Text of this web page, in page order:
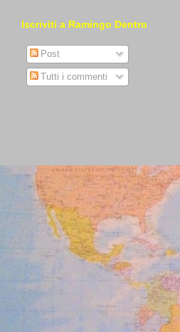
Iscriviti a Ramingo Dentro
Post
Tutti i commenti